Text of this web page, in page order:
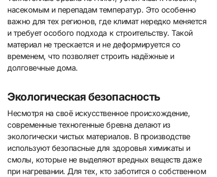
насекомым и перепадам температур. Это особенно
важно для тех регионов, где климат нередко меняется
и требует особого подхода к строительству. Такой
материал не трескается и не деформируется со
временем, что позволяет строить надёжные и
долговечные дома.
Экологическая безопасность
Несмотря на своё искусственное происхождение,
современные техногенные бревна делают из
экологически чистых материалов. В производстве
используют безопасные для здоровья химикаты и
смолы, которые не выделяют вредных веществ даже
при нагревании. Для тех, кто заботится о собственном